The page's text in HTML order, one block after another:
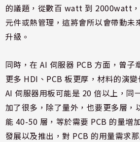
的議題，從數百 watt 到 2000watt
元件或熱管理，這將會所以會帶動未
升級。
同時，在 AI 伺服器 PCB 方面，曾子
更多 HDI、PCB 板更厚，材料的演
AI 伺服器用板可能是 20 倍以上，同
加了很多，除了量外，也要更多層，
能 40-50 層，等於需要 PCB 的量增
發展以及推出，對 PCB 的用量需求